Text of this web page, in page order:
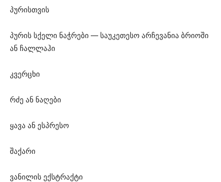
პურისთვის
პურის სქელი ნაჭრები — საუკეთესო არჩევანია ბრიოში
ან ჩალლაჰი
კვერცხი
რძე ან ნაღები
ყავა ან ესპრესო
შაქარი
ვანილის ექსტრაქტი